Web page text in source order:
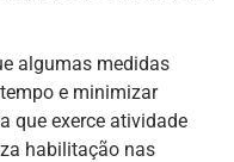
algumas medidas
e minimizar
que exerce atividade
habilitação nas